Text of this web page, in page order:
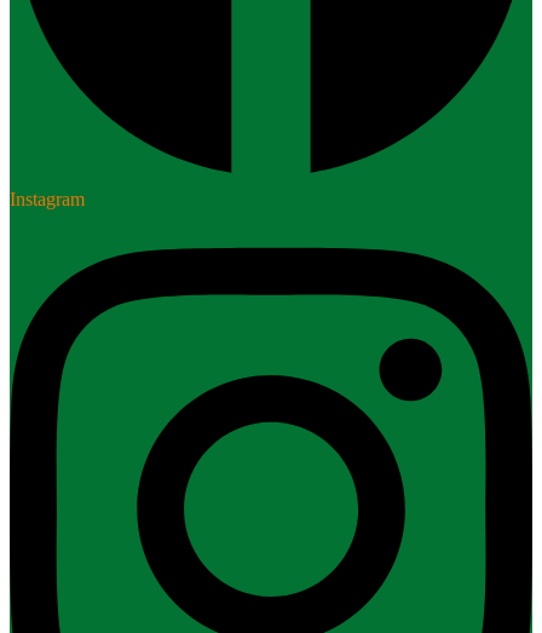
Instagram